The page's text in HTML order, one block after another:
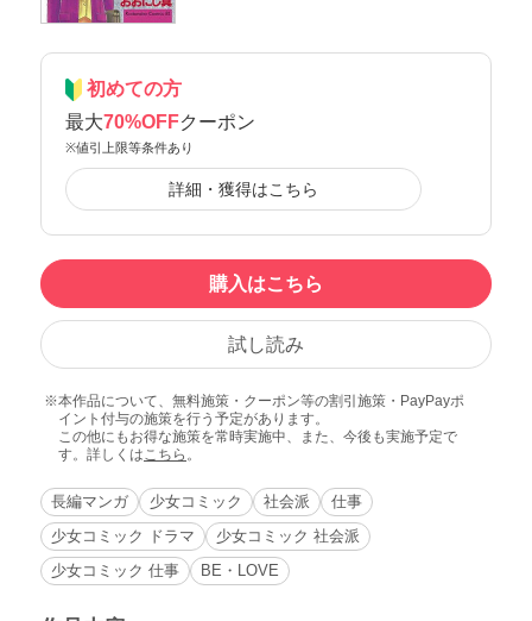
初めての方
最大70%OFFクーポン
※値引上限等条件あり
詳細・獲得はこちら
購入はこちら
試し読み
本作品について、無料施策・クーポン等の割引施策・PayPayポ
イント付与の施策を行う予定があります。
この他にもお得な施策を常時実施中、また、今後も実施予定で
す。詳しくはこちら 。
長編マンガ 少女コミック 社会派
仕事
少女コミック ドラマ
少女コミック 社会派
少女コミック 仕事
BE・LOVE